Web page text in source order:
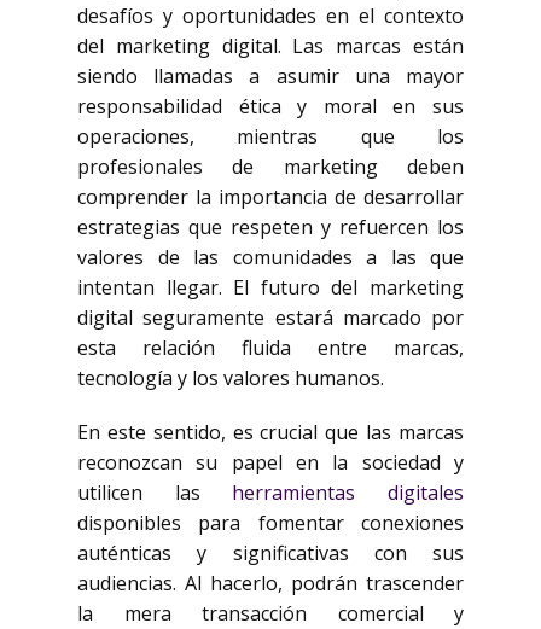
desafíos y oportunidades en el contexto
del marketing digital. Las marcas están
siendo llamadas a asumir una mayor
responsabilidad ética y moral en sus
operaciones, mientras que los
profesionales de marketing deben
comprender la importancia de desarrollar
estrategias que respeten y refuercen los
valores de las comunidades a las que
intentan llegar. El futuro del marketing
digital seguramente estará marcado por
esta relación fluida entre marcas,
tecnología y los valores humanos.
En este sentido, es crucial que las marcas
reconozcan su papel en la sociedad y
utilicen las herramientas digitales
disponibles para fomentar conexiones
auténticas y significativas con sus
audiencias. Al hacerlo, podrán trascender
la mera transacción comercial y